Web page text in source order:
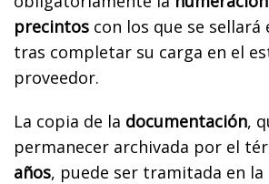
precintos con los que se
tras completar su carga en el
proveedor.
La copia de la documentación,
permanecer archivada por el
años, puede ser tramitada en la